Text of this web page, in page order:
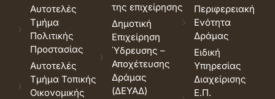
Αυτοτελές
Τμήμα
Πολιτικής
Προστασίας
Αυτοτελές
Τμήμα Τοπικής
Οικονομικής
της επιχείρησης
Δημοτική
Επιχείρηση
Ύδρευσης –
Αποχέτευσης
Δράμας
(ΔΕΥΑΔ)
Περιφερειακή
Ενότητα
Δράμας
Ειδική
Υπηρεσίας
Διαχείρισης
Ε.Π.